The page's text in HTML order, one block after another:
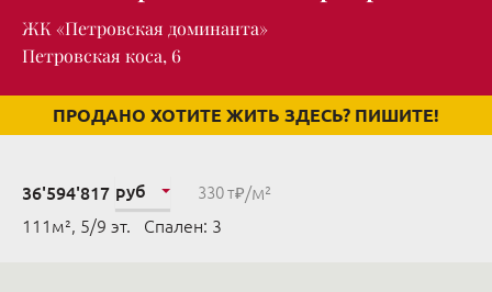
ЖК «Петровская доминанта»
Петровская коса, 6
ПРОДАНО ХОТИТЕ ЖИТЬ ЗДЕСЬ? ПИШИТЕ!
36'594'817 руб 330 т₽/м²
111м², 5/9 эт. Cпален: 3